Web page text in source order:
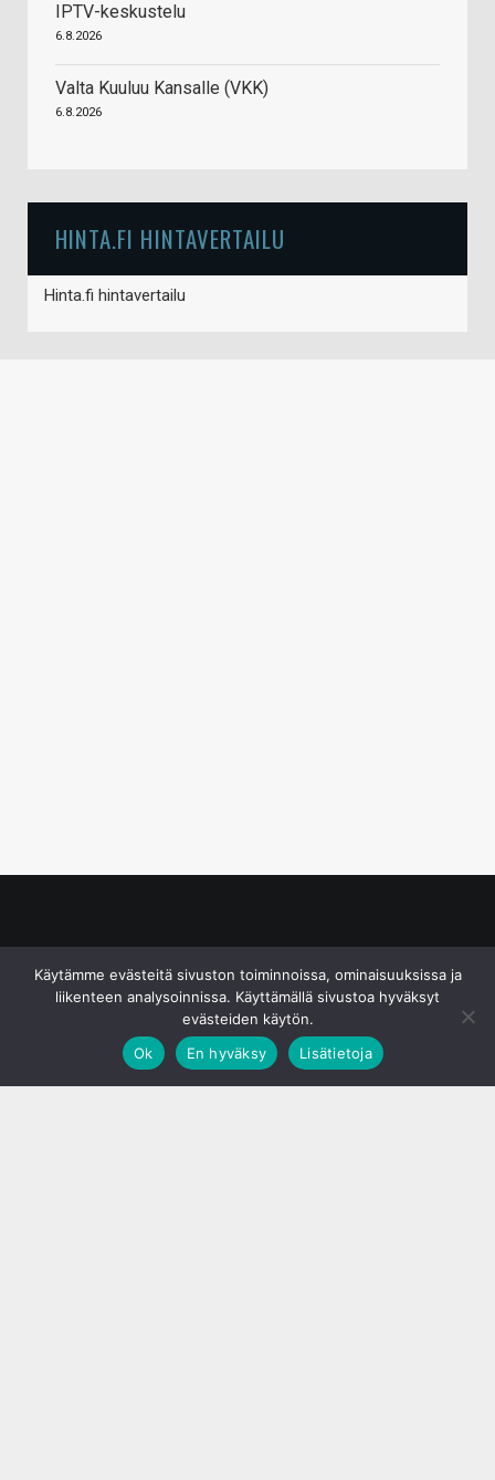
IPTV-keskustelu
6.8.2026
Valta Kuuluu Kansalle (VKK)
6.8.2026
HINTA.FI HINTAVERTAILU
Hinta.fi hintavertailu
Käytämme evästeitä sivuston toiminnoissa, ominaisuuksissa ja
liikenteen analysoinnissa. Käyttämällä sivustoa hyväksyt
evästeiden käytön.
Ok
En hyväksy Lisätietoja